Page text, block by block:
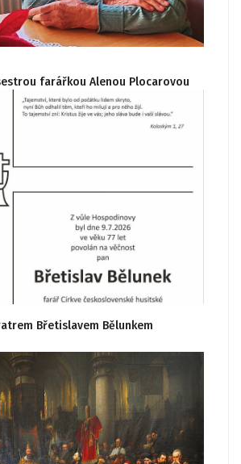
farářkou Alenou Plocarovou
Břetislavem Bělunkem